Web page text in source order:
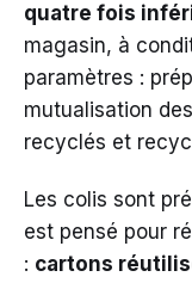
quatre fois
magasin, à
paramètres :
mutualisation
recyclés et
Les colis sont
est pensé pour
: cartons